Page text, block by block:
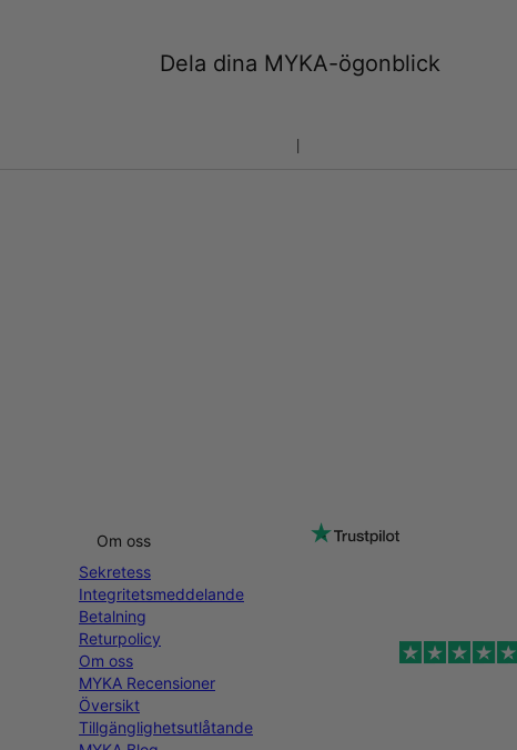
Dela dina MYKA-ögonblick
Om oss
Sekretess
Integritetsmeddelande
Betalning
Returpolicy
Om oss
MYKA Recensioner
Översikt
Tillgänglighetsutlåtande